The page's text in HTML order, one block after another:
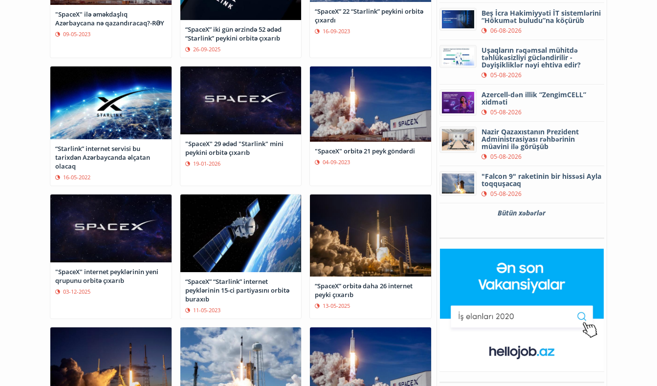
"SpaceX" ilə əməkdaşlıq
Azərbaycana nə qazandıracaq?-RƏY
09-05-2023
“SpaceX” iki gün ərzində 52 ədəd
“Starlink” peykini orbitə çıxarıb
26-09-2025
“SpaceX” 22 “Starlink” peykini orbitə
çıxardı
16-09-2023
“Starlink” internet servisi bu
tarixdən Azərbaycanda əlçatan
olacaq
16-05-2022
"SpaceX" 29 ədəd "Starlink" mini
peykini orbitə çıxarıb
19-01-2026
"SpaceX" orbitə 21 peyk göndərdi
04-09-2023
"SpaceX" internet peyklərinin yeni
qrupunu orbitə çıxarıb
03-12-2025
“SpaceX” “Starlink” internet
peyklərinin 15-ci partiyasını orbitə
buraxıb
11-05-2023
“SpaceX” orbitə daha 26 internet
peyki çıxarıb
13-05-2025
Beş İcra Hakimiyyəti İT sistemlərini
“Hökumət buludu”na köçürüb
06-08-2026
Uşaqların rəqəmsal mühitdə
təhlükəsizliyi gücləndirilir -
Dəyişikliklər nəyi ehtiva edir?
05-08-2026
Azercell-dən illik “ZengimCELL”
xidməti
05-08-2026
Nazir Qazaxıstanın Prezident
Administrasiyası rəhbərinin
müavini ilə görüşüb
05-08-2026
"Falcon 9" raketinin bir hissəsi Ayla
toqquşacaq
05-08-2026
Bütün xəbərlər